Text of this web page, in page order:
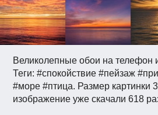
Великолепные обои на телефон
Теги: #спокойствие #пейзаж
#море #птица. Размер картинки
изображение уже скачали 618